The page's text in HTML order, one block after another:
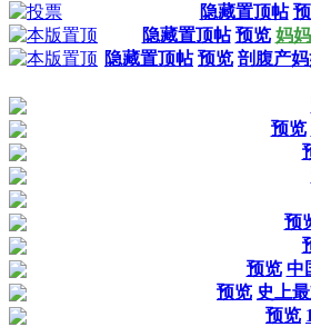
隐藏置顶帖
隐藏置顶帖 预览 妈
隐藏置顶帖 预览 剖腹产
预览
预
预览 中
预览 史上
预览